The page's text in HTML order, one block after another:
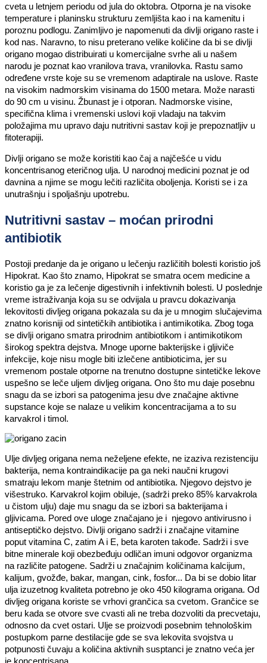
cveta u letnjem periodu od jula do oktobra. Otporna je na visoke
temperature i planinsku strukturu zemljišta kao i na kamenitu i
poroznu podlogu. Zanimljivo je napomenuti da divlji origano raste i
kod nas. Naravno, to nisu preterano velike količine da bi se divlji
origano mogao distribuirati u komercijalne svrhe ali u našem
narodu je poznat kao vranilova trava, vranilovka. Rastu samo
određene vrste koje su se vremenom adaptirale na uslove. Raste
na visokim nadmorskim visinama do 1500 metara. Može narasti
do 90 cm u visinu. Žbunast je i otporan. Nadmorske visine,
specifična klima i vremenski uslovi koji vladaju na takvim
položajima mu upravo daju nutritivni sastav koji je prepoznatljiv u
fitoterapiji.
Divlji origano se može koristiti kao čaj a najčešće u vidu
koncentrisanog eteričnog ulja. U narodnoj medicini poznat je od
davnina a njime se mogu lečiti različita oboljenja. Koristi se i za
unutrašnju i spoljašnju upotrebu.
Nutritivni sastav – moćan prirodni
antibiotik
Postoji predanje da je origano u lečenju različitih bolesti koristio još
Hipokrat. Kao što znamo, Hipokrat se smatra ocem medicine a
koristio ga je za lečenje digestivnih i infektivnih bolesti. U poslednje
vreme istraživanja koja su se odvijala u pravcu dokazivanja
lekovitosti divljeg origana pokazala su da je u mnogim slučajevima
znatno korisniji od sintetičkih antibiotika i antimikotika. Zbog toga
se divlji origano smatra prirodnim antibiotikom i antimikotikom
širokog spektra dejstva. Mnoge uporne bakterijske i gljiviče
infekcije, koje nisu mogle biti izlečene antibioticima, jer su
vremenom postale otporne na trenutno dostupne sintetičke lekove
uspešno se leče uljem divljeg origana. Ono što mu daje posebnu
snagu da se izbori sa patogenima jesu dve značajne aktivne
supstance koje se nalaze u velikim koncentracijama a to su
karvakrol i timol.
Ulje divljeg origana nema neželjene efekte, ne izaziva rezistenciju
bakterija, nema kontraindikacije pa ga neki naučni krugovi
smatraju lekom manje štetnim od antibiotika. Njegovo dejstvo je
višestruko. Karvakrol kojim obiluje, (sadrži preko 85% karvakrola
u čistom ulju) daje mu snagu da se izbori sa bakterijama i
gljivicama. Pored ove uloge značajano je i njegovo antivirusno i
antiseptičko dejstvo. Divlji origano sadrži i značajne vitamine
poput vitamina C, zatim A i E, beta karoten takođe. Sadrži i sve
bitne minerale koji obezbeđuju odličan imuni odgovor organizma
na različite patogene. Sadrži u značajnim količinama kalcijum,
kalijum, gvožđe, bakar, mangan, cink, fosfor... Da bi se dobio litar
ulja izuzetnog kvaliteta potrebno je oko 450 kilograma origana. Od
divljeg origana koriste se vrhovi grančica sa cvetom. Grančice se
beru kada se otvore sve cvasti ali ne treba dozvoliti da precvetaju,
odnosno da cvet ostari. Ulje se proizvodi posebnim tehnološkim
postupkom parne destilacije gde se sva lekovita svojstva u
potpunosti čuvaju a količina aktivnih susptanci je znatno veća jer
je koncentrisana.